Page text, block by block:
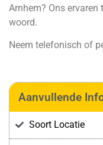
Arnhem? Ons
woord.
Neem telefonisch of
Aanvullende
Soort Locatie